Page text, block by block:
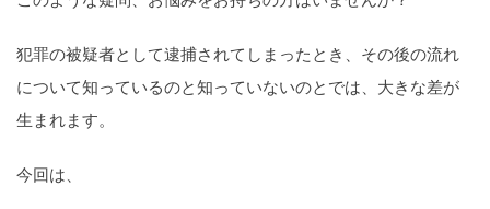
窃盗
犯罪の被疑者として逮捕されてしまったとき、その後の流れ
について知っているのと知っていないのとでは、大きな差が
生まれます。
今回は、